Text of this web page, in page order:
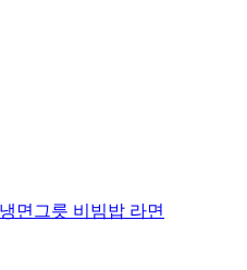
면그릇 비빔밥 라면